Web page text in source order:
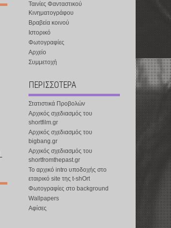
Ταινίες Φανταστικού
Κινηματογράφου
Βραβεία κοινού
Ιστορικό
Φωτογραφίες
Αρχείο
Συμμετοχή
ΠΕΡΙΣΣΟΤΕΡΑ
Στατιστικά Προβολών
Αρχικός σχεδιασμός του
shortfilm.gr
Αρχικός σχεδιασμός του
bigbang.gr
Αρχικός σχεδιασμός του
shortfromthepast.gr
Το αρχικό intro υποδοχής στο
εταιρικό site της t-shOrt
Φωτογραφίες στο background
Wallpapers
Αφίσες